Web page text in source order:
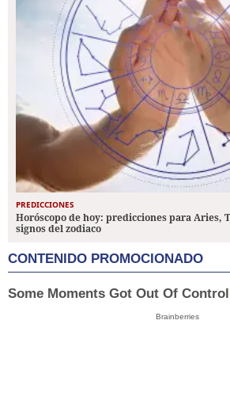
PREDICCIONES
Horóscopo de hoy: predicciones para Aries,
signos del zodiaco
CONTENIDO PROMOCIONADO
Some Moments Got Out Of
Brainberries